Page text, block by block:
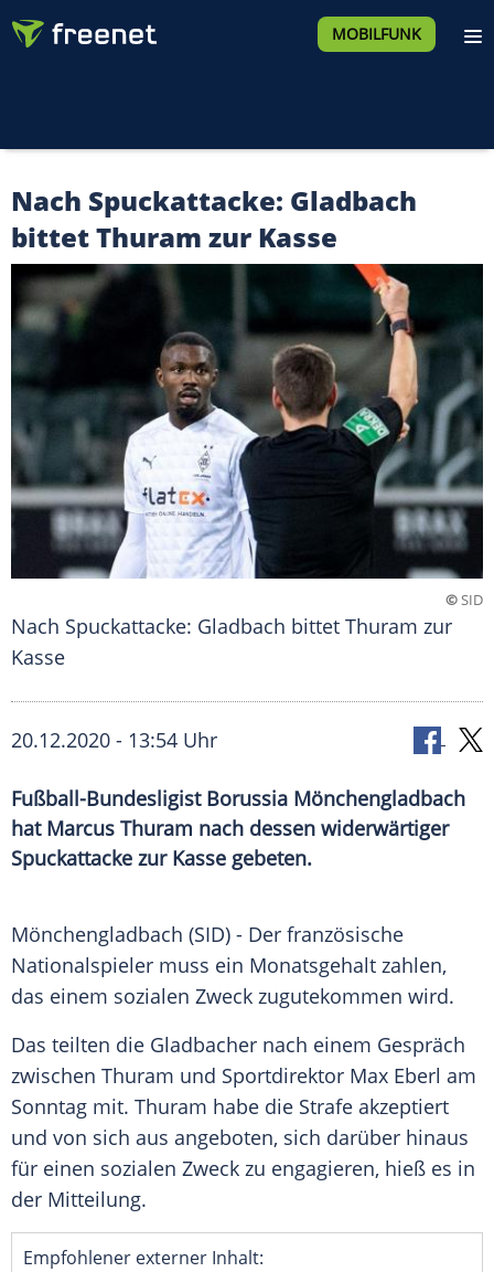
MOBILFUNK
Nach Spuckattacke: Gladbach
bittet Thuram zur Kasse
©SID
Nach Spuckattacke: Gladbach bittet Thuram zur
Kasse
20.12.2020 - 13:54 Uhr
Fußball-Bundesligist Borussia Mönchengladbach
hat Marcus Thuram nach dessen widerwärtiger
Spuckattacke zur Kasse gebeten.
Mönchengladbach (SID) - Der französische
Nationalspieler muss ein Monatsgehalt zahlen,
das einem sozialen Zweck zugutekommen wird.
Das teilten die Gladbacher nach einem Gespräch
zwischen Thuram und Sportdirektor Max Eberl am
Sonntag mit. Thuram habe die Strafe akzeptiert
und von sich aus angeboten, sich darüber hinaus
für einen sozialen Zweck zu engagieren, hieß es in
der Mitteilung.
Empfohlener externer Inhalt: